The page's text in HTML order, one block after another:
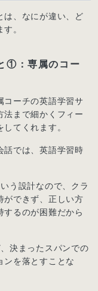
は、なにが違い、ど
。
①：専属のコー
コーチの英語学習サ
法まで細かくフィー
てくれます。
話では、英語学習時
う設計なので、クラ
ができず、正しい方
するのが困難だから
決まったスパンでの
ンを落とすことな